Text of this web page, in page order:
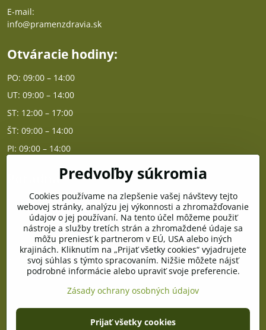
E-mail:
info@pramenzdravia.sk
Otváracie hodiny:
PO: 09:00 – 14:00
UT: 09:00 – 14:00
ST: 12:00 – 17:00
ŠT: 09:00 – 14:00
PI: 09:00 – 14:00
PO - PIA od 10:00 do 14:00
Telefón poradňa:
+421 903 996 513
E-mail:
poradna@pramenzdravia.sk
©2026Copyright
Predvoľby súkromiaZásady ochrany osobných údajov
Predvoľby súkromia
Cookies používame na zlepšenie vašej návštevy tejto
webovej stránky, analýzu jej výkonnosti a zhromažďovanie
údajov o jej používaní. Na tento účel môžeme použiť
nástroje a služby tretích strán a zhromaždené údaje sa
môžu preniesť k partnerom v EÚ, USA alebo iných
krajinách. Kliknutím na „Prijať všetky cookies“ vyjadrujete
svoj súhlas s týmto spracovaním. Nižšie môžete nájsť
podrobné informácie alebo upraviť svoje preferencie.
Zásady ochrany osobných údajov
Prijať všetky cookies